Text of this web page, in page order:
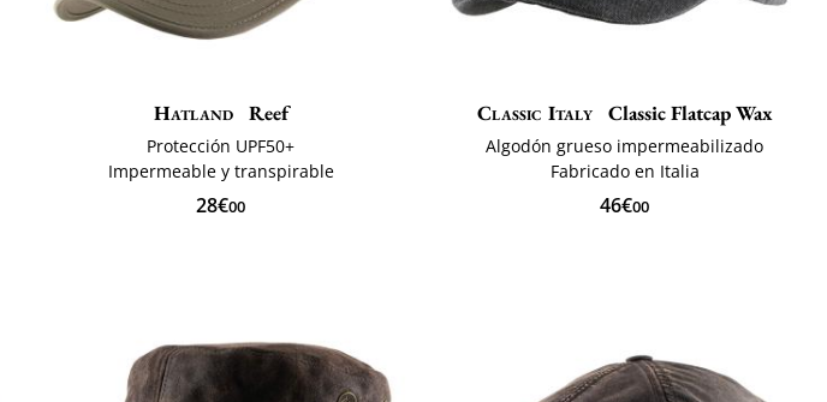
Hatland Reef
Protección UPF50+
Impermeable y transpirable
28€00
Classic Italy Classic Flatcap Wax
Algodón grueso impermeabilizado
Fabricado en Italia
46€00